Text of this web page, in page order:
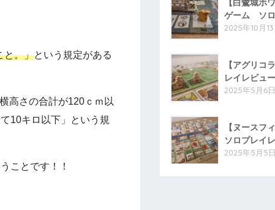
と。」という規定がある
高さの合計が120ｃｍ以
10キロ以下」という規
ことです！！
【白鷺城ホ
ゲーム ソロ
2025年10月13
【アグリコ
レイレビュー
2025年5月6日
【ヌースフ
ソロプレイ
2025年5月5日